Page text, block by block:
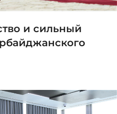
и сильный